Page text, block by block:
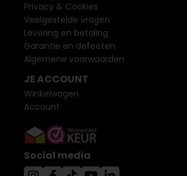
Privacy & Cookies
Veelgestelde vragen
Levering en betaling
Garantie en defecten
Algemene voorwaarden
JE ACCOUNT
Winkelwagen
Account
Social media